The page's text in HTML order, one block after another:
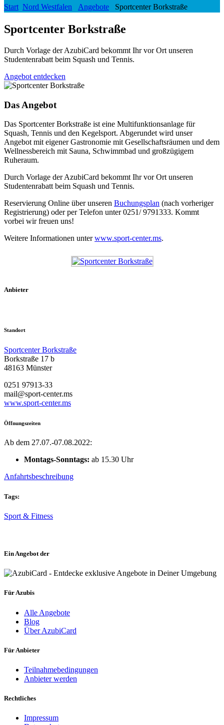
Start Nord Westfalen Angebote Sportcenter Borkstraße
Sportcenter Borkstraße
Durch Vorlage der AzubiCard bekommt Ihr vor Ort unseren
Studentenrabatt beim Squash und Tennis.
Angebot entdecken
Das Angebot
Das Sportcenter Borkstraße ist eine Multifunktionsanlage für
Squash, Tennis und den Kegelsport. Abgerundet wird unser
Angebot mit eigener Gastronomie mit Gesellschaftsräumen und dem
Wellnessbereich mit Sauna, Schwimmbad und großzügigem
Ruheraum.
Durch Vorlage der AzubiCard bekommt Ihr vor Ort unseren
Studentenrabatt beim Squash und Tennis.
Reservierung Online über unseren Buchungsplan (nach vorheriger
Registrierung) oder per Telefon unter 0251/ 9791333. Kommt
vorbei wir freuen uns!
Weitere Informationen unterwww.sport-center.ms.
Anbieter
Standort
Sportcenter Borkstraße
Borkstraße 17 b
48163 Münster
0251 97913-33
mail@sport-center.ms
www.sport-center.ms
Öffnungszeiten
Ab dem 27.07.-07.08.2022:
Montags-Sonntags: ab 15.30 Uhr
Anfahrtsbeschreibung
Tags:
Sport & Fitness
Ein Angebot der
Für Azubis
Alle Angebote
Blog
Über AzubiCard
Für Anbieter
Teilnahmebedingungen
Anbieter werden
Rechtliches
Impressum